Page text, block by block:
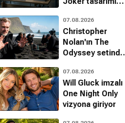
07.08.2026
Christopher
Nolan'ın The
Odyssey setinde
canlı kuma
gömüldü
07.08.2026
Will Gluck imzalı
One Night Only
vizyona giriyor